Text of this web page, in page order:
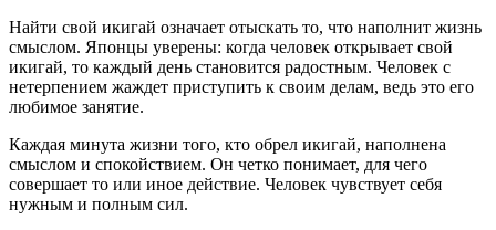
Найти свой икигай означает отыскать то, что наполнит жизнь
смыслом. Японцы уверены: когда человек открывает свой
икигай, то каждый день становится радостным. Человек с
нетерпением жаждет приступить к своим делам, ведь это его
любимое занятие.
Каждая минута жизни того, кто обрел икигай, наполнена
смыслом и спокойствием. Он четко понимает, для чего
совершает то или иное действие. Человек чувствует себя
нужным и полным сил.